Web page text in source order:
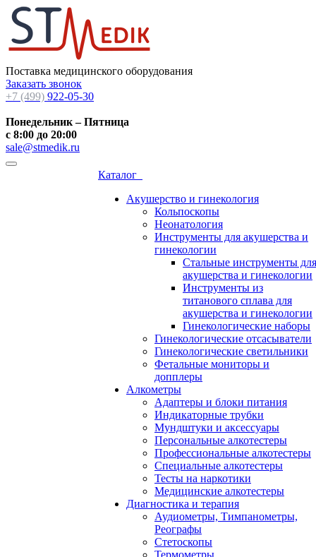
Поставка медицинского оборудования
Заказать звонок
+7 (499) 922-05-30
Понедельник – Пятница
с 8:00 до 20:00
sale@stmedik.ru
Каталог
Акушерство и гинекология
Кольпоскопы
Неонатология
Инструменты для акушерства и
гинекологии
Стальные инструменты для
акушерства и гинекологии
Инструменты из
титанового сплава для
акушерства и гинекологии
Гинекологические наборы
Гинекологические отсасыватели
Гинекологические светильники
Фетальные мониторы и
допплеры
Алкометры
Адаптеры и блоки питания
Индикаторные трубки
Мундштуки и аксессуары
Персональные алкотестеры
Профессиональные алкотестеры
Специальные алкотестеры
Тесты на наркотики
Медицинские алкотестеры
Диагностика и терапия
Аудиометры, Тимпанометры,
Реографы
Стетоскопы
Термометры